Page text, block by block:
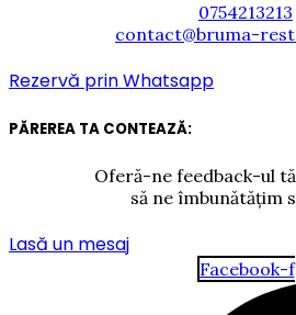
0754213213
contact@bruma-
Rezervă prin Whatsapp
PĂREREA TA CONTEAZĂ:
Oferă-ne feedback-ul
să ne îmbunătățim
Lasă un mesaj
Facebook-f